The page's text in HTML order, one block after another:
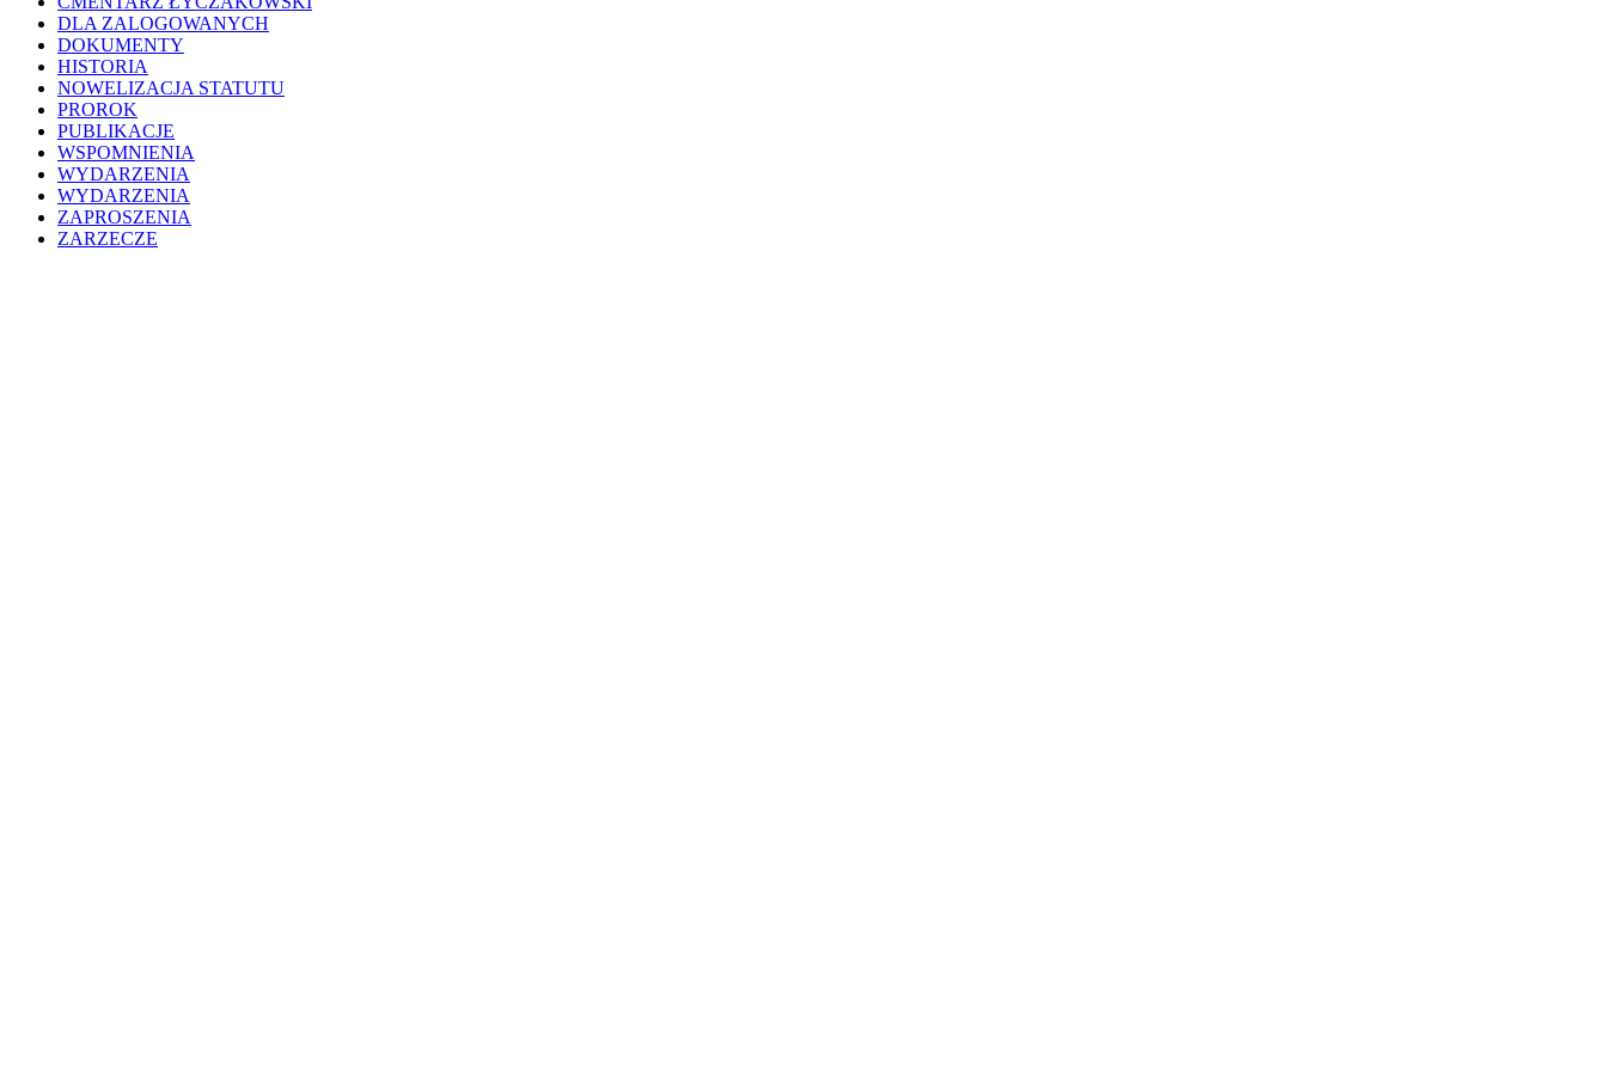
DLA ZALOGOWANYCH
DOKUMENTY
HISTORIA
NOWELIZACJA STATUTU
PROROK
PUBLIKACJE
WSPOMNIENIA
WYDARZENIA
WYDARZENIA
ZAPROSZENIA
ZARZECZE